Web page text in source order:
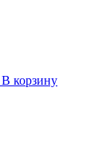
В корзину